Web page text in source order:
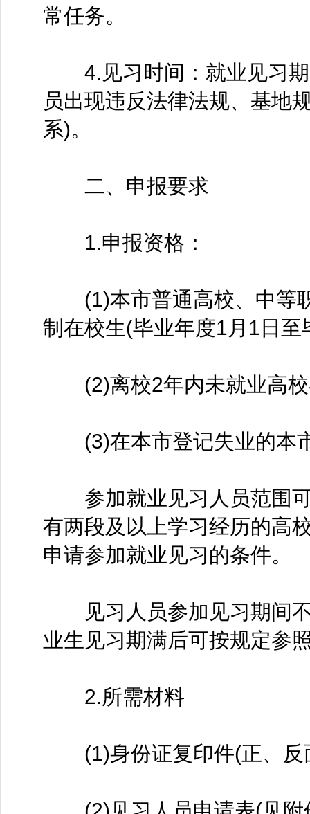
常任务。
4.见习时间：就业见习期
员出现违反法律法规、基地
系)。
二、申报要求
1.申报资格：
(1)本市普通高校、中等
制在校生(毕业年度1月1日
(2)离校2年内未就业高校
(3)在本市登记失业的本
参加就业见习人员范围可
有两段及以上学习经历的高
申请参加就业见习的条件。
见习人员参加见习期间不
业生见习期满后可按规定参
2.所需材料
(1)身份证复印件(正、反